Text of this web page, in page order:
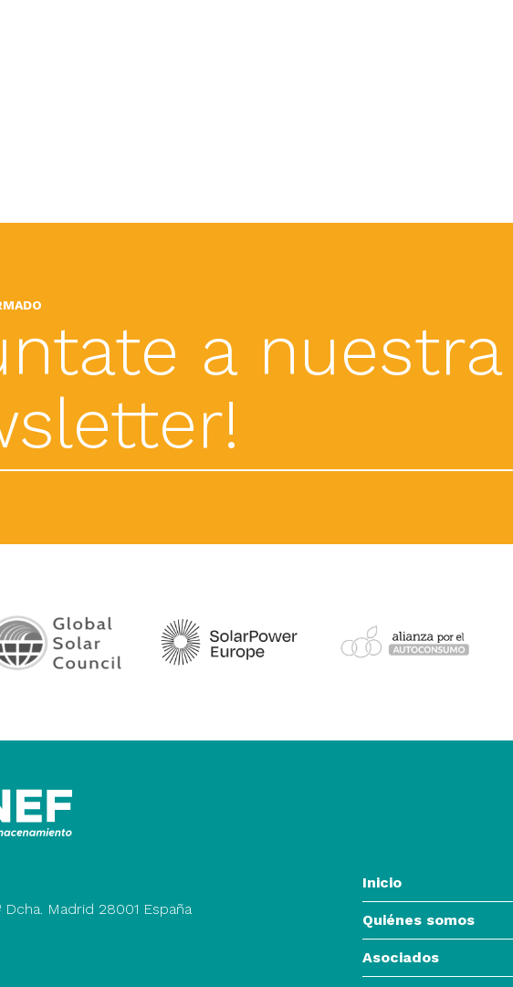
a nuestra
Dcha. Madrid 28001 España
Inicio
Quiénes somos
Asociados